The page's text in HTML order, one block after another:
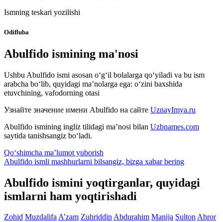
Ismning teskari yozilishi
Odifluba
Abulfido ismining ma'nosi
Ushbu Abulfido ismi asosan o‘g‘il bolalarga qo‘yiladi va bu ism
arabcha bo‘lib, quyidagi ma’nolarga ega: o‘zini baxshida
etuvchining, vafodorning otasi
Узнайте значение имени Abulfido на сайте UznayImya.ru
Abulfido ismining ingliz tilidagi ma’nosi bilan Uzbnames.com
saytida tanishsangiz bo‘ladi.
Qo‘shimcha ma’lumot yuborish
Abulfido ismli mashhurlarni bilsangiz, bizga xabar bering
Abulfido ismini yoqtirganlar, quyidagi
ismlarni ham yoqtirishadi
Zohid MuzdalifaA’zam ZuhriddinAbdurahim Manija SultonAhror